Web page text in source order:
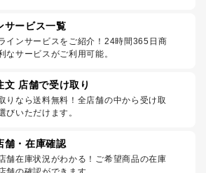
サービス一覧
インサービスをご紹介！24時間365日商
なサービスがご利用可能。
文 店舗で受け取り
りなら送料無料！全店舗の中から受け取
びいただけます。
舗・在庫確認
舗在庫状況がわかる！ご希望商品の在庫